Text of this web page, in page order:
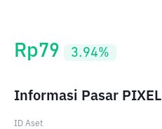
Rp79 3.94%
Informasi Pasar PIXEL
ID Aset